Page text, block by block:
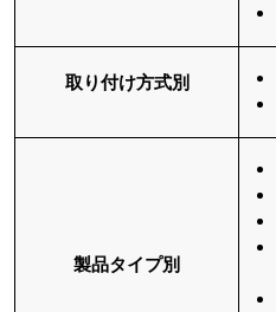
取り付け方式別
製品タイプ別